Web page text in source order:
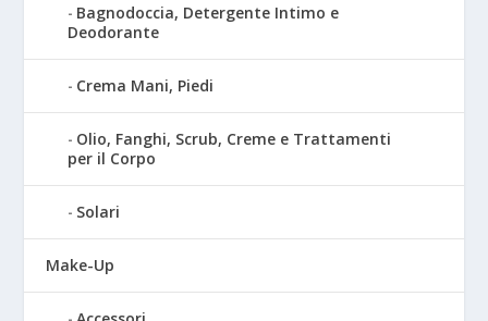
Bagnodoccia, Detergente Intimo e
Deodorante
Crema Mani, Piedi
Olio, Fanghi, Scrub, Creme e Trattamenti
per il Corpo
Solari
Make-Up